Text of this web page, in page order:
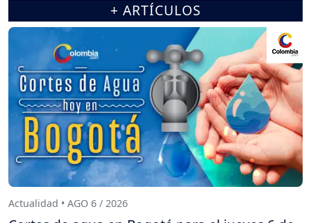
+ ARTÍCULOS
Actualidad • AGO 6 / 2026